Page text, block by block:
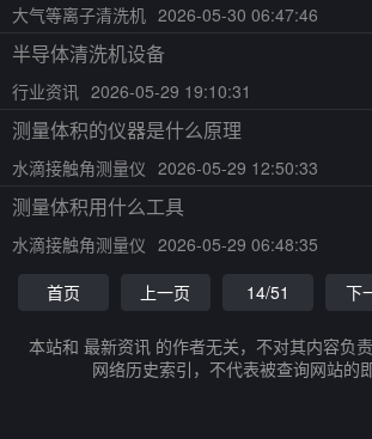
大气等离子清洗机 2026-05-30 06:47:46
半导体清洗机设备
行业资讯 2026-05-29 19:10:31
测量体积的仪器是什么原理
水滴接触角测量仪 2026-05-29 12:50:33
测量体积用什么工具
水滴接触角测量仪 2026-05-29 06:48:35
首页
上一页 14/51 下
本站和 最新资讯 的作者无关，不对其内容负
网络历史索引，不代表被查询网站的